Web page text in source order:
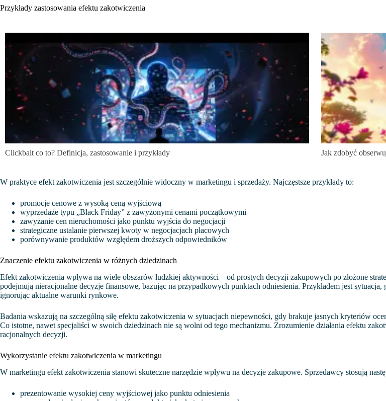
Przykłady zastosowania efektu zakotwiczenia
Clickbait co to? Definicja, zastosowanie i przykłady Jak zdobyć
W praktyce efekt zakotwiczenia jest szczególnie widoczny w marketingu i sprzedaży. Najczęstsze przykłady to:
promocje cenowe z wysoką ceną wyjściową
wyprzedaże typu „Black Friday” z zawyżonymi cenami początkowymi
zawyżanie cen nieruchomości jako punktu wyjścia do negocjacji
strategiczne ustalanie pierwszej kwoty w negocjacjach płacowych
porównywanie produktów względem droższych odpowiedników
Znaczenie efektu zakotwiczenia w różnych dziedzinach
Efekt zakotwiczenia wpływa na wiele obszarów ludzkiej aktywności – od prostych decyzji zakupowych po złożone
podejmują nieracjonalne decyzje finansowe, bazując na przypadkowych punktach odniesienia. Przykładem jest
ignorując aktualne warunki rynkowe.
Badania wskazują na szczególną siłę efektu zakotwiczenia w sytuacjach niepewności, gdy brakuje jasnych kryteriów
Co istotne, nawet specjaliści w swoich dziedzinach nie są wolni od tego mechanizmu. Zrozumienie działania efektu
racjonalnych decyzji.
Wykorzystanie efektu zakotwiczenia w marketingu
W marketingu efekt zakotwiczenia stanowi skuteczne narzędzie wpływu na decyzje zakupowe. Sprzedawcy stosują
prezentowanie wysokiej ceny wyjściowej jako punktu odniesienia